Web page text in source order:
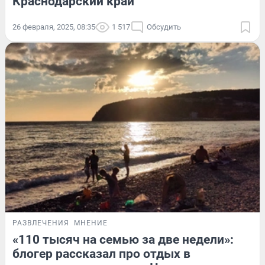
26 февраля, 2025, 08:35 1 517 Обсудить
РАЗВЛЕЧЕНИЯ МНЕНИЕ
«110 тысяч на семью за две недели»:
блогер рассказал про отдых в